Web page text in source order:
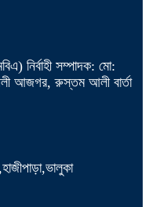
নির্বাহী সম্পাদক: মো:
আজগর, রুস্তম আলী বার্তা